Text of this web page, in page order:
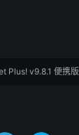
Plus! v9.8.1 便携版